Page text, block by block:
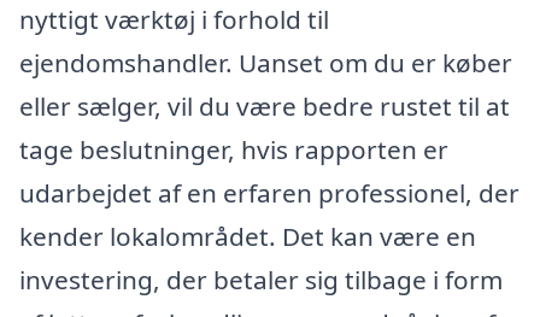
nyttigt værktøj i forhold til
ejendomshandler. Uanset om du er køber
eller sælger, vil du være bedre rustet til at
tage beslutninger, hvis rapporten er
udarbejdet af en erfaren professionel, der
kender lokalområdet. Det kan være en
investering, der betaler sig tilbage i form